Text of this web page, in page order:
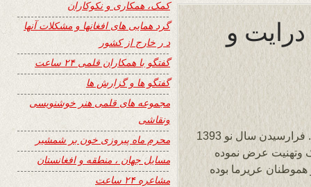
و
جناب استاد یگانه عزیز ، مقاله زیبا و عالیست. فرارسیدن سال نو 1393
وتهنیت عرض نموده
عریرما بوده
کمک، همکاری و نکوکاران
گرد همایی های افغانها و مشکلات آنها
د ر خارج از کشور
گفتگو با همکاران قلمی ۲۴ ساعت
گفتگو ها و گزارش ها
مجموعه های قلمی هنر خوشنویسی
ونقاشی
محرم ماه پیروزی خون بر شمشیر
مسایل جهان ، منطقه و افغانستان
مشاعره ۲۴ ساعت